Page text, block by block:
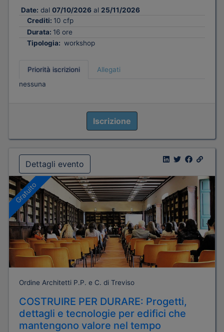
Date: dal 07/10/2026 al 25/11/2026
Crediti: 10 cfp
Durata: 16 ore
Tipologia: workshop
Priorità iscrizioni
Allegati
nessuna
Iscrizione
Dettagli evento
Gratuito
Ordine Architetti P.P. e C. di Treviso
COSTRUIRE PER DURARE: Progetti,
dettagli e tecnologie per edifici che
mantengono valore nel tempo